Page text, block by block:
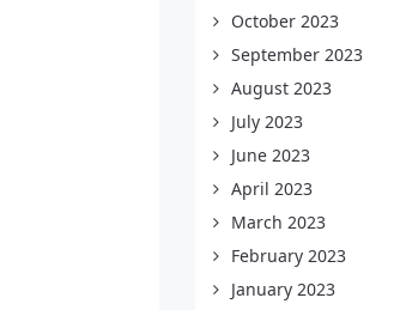
October 2023
September 2023
August 2023
July 2023
June 2023
April 2023
March 2023
February 2023
January 2023